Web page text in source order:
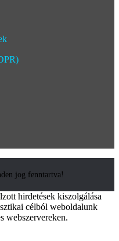
jog fenntartva!
hirdetések kiszolgálása
célból weboldalunk
webszervereken.